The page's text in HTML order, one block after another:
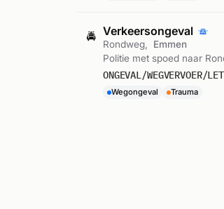
🚔 Verkeersongeval
Rondweg,
Emmen
Politie met spoed naar
ONGEVAL/WEGVERVOER/
Wegongeval Trauma